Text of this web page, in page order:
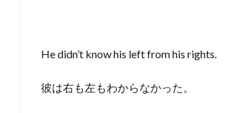
He didn’t know his left from his rights.
彼は右も左もわからなかった。